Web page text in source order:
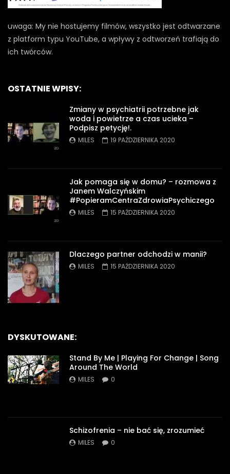
uwaga: My nie hostujemy filmów, wszystko jest odtwarzane
z platform typu YouTube, a wpływy z odtworzeń trafiają do
ich twórców.
OSTATNIE WPISY:
Zmiany w psychiatrii potrzebne jak
woda i powietrze a czas ucieka –
Podpisz petycję!.
MILES 19 PAŹDZIERNIKA 2020
Jak pomaga się w domu? – rozmowa z
Janem Walczyńskim
#PopieramCentraZdrowiaPsychiczego
MILES 15 PAŹDZIERNIKA 2020
Dlaczego partner odchodzi w manii?
MILES 15 PAŹDZIERNIKA 2020
DYSKUTOWANE:
Stand By Me | Playing For Change | Song
Around The World
MILES 0
Schizofrenia – nie bać się, zrozumieć
MILES 0